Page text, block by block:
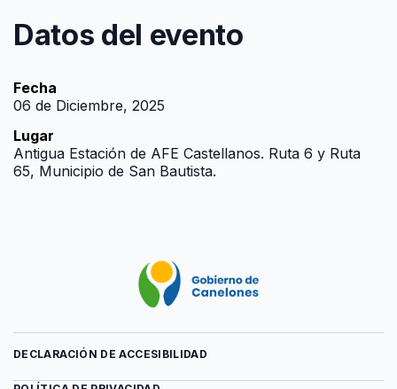
Datos del evento
Fecha
06 de Diciembre, 2025
Lugar
Antigua Estación de AFE Castellanos. Ruta 6 y Ruta
65, Municipio de San Bautista.
DECLARACIÓN DE ACCESIBILIDAD